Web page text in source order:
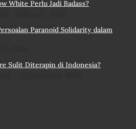
White Perlu Jadi Badass?
Paranoid Solidarity dalam
Sulit Diterapin di Indonesia?